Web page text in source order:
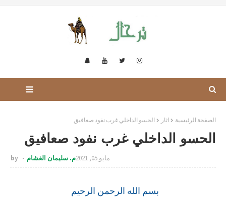
الصفحة الرئيسية اثار الحسو الداخلي غرب نفود صعافيق
الحسو الداخلي غرب نفود صعافيق
by م. سليمان الغشام مايو 05, 2021
بسم الله الرحمن الرحيم